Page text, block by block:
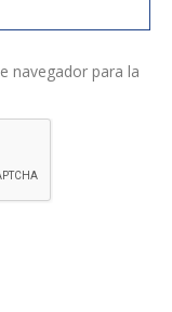
navegador para la